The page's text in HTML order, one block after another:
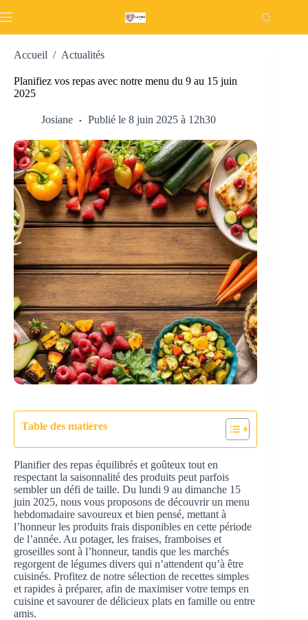
au
Accueil / Actualités
Planifiez vos repas avec notre menu du 9 au 15 juin
2025
Josiane Publié le 8 juin 2025 à 12h30
Table des matières
Planifier des repas équilibrés et goûteux tout en
respectant la saisonnalité des produits peut parfois
sembler un défi de taille. Du lundi 9 au dimanche 15
juin 2025, nous vous proposons de découvrir un menu
hebdomadaire savoureux et bien pensé, mettant à
l’honneur les produits frais disponibles en cette période
de l’année. Au potager, les fraises, framboises et
groseilles sont à l’honneur, tandis que les marchés
regorgent de légumes divers qui n’attendent qu’à être
cuisinés. Profitez de notre sélection de recettes simples
et rapides à préparer, afin de maximiser votre temps en
cuisine et savourer de délicieux plats en famille ou entre
amis.